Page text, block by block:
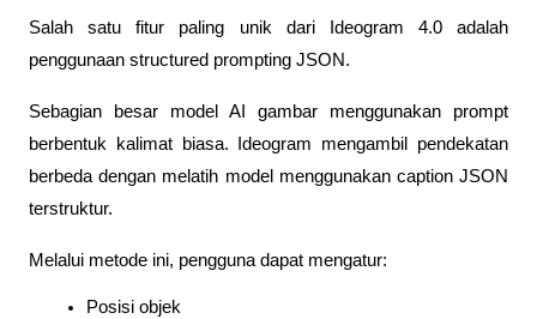
Salah satu fitur paling unik dari Ideogram 4.0 adalah
penggunaan structured prompting JSON.
Sebagian besar model AI gambar menggunakan prompt
berbentuk kalimat biasa. Ideogram mengambil pendekatan
berbeda dengan melatih model menggunakan caption JSON
terstruktur.
Melalui metode ini, pengguna dapat mengatur:
Posisi objek